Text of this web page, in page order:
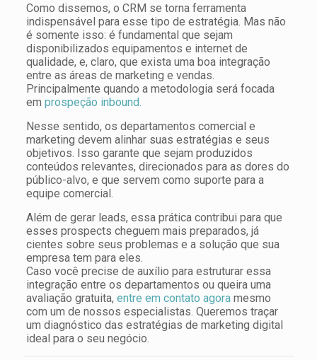
Como dissemos, o CRM se torna ferramenta
indispensável para esse tipo de estratégia. Mas não
é somente isso: é fundamental que sejam
disponibilizados equipamentos e internet de
qualidade, e, claro, que exista uma boa integração
entre as áreas de marketing e vendas.
Principalmente quando a metodologia será focada
em prospeção inbound.
Nesse sentido, os departamentos comercial e
marketing devem alinhar suas estratégias e seus
objetivos. Isso garante que sejam produzidos
conteúdos relevantes, direcionados para as dores do
público-alvo, e que servem como suporte para a
equipe comercial.
Além de gerar leads, essa prática contribui para que
esses prospects cheguem mais preparados, já
cientes sobre seus problemas e a solução que sua
empresa tem para eles.
Caso você precise de auxílio para estruturar essa
integração entre os departamentos ou queira uma
avaliação gratuita, entre em contato agoramesmo
com um de nossos especialistas. Queremos traçar
um diagnóstico das estratégias de marketing digital
ideal para o seu negócio.